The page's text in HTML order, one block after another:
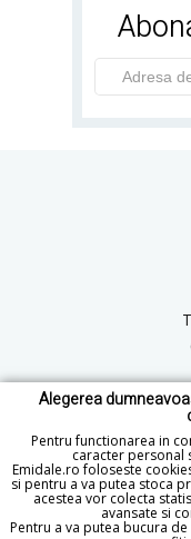
Alegerea
Pentru functionarea in
caracter personal
Emidale.ro foloseste
si pentru a va putea stoca
acestea vor colecta
avansate si
Pentru a va putea bucura